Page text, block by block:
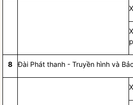
8 Đài Phát thanh - Truyền hình và